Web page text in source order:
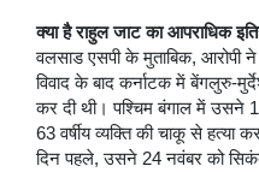
क्या है राहुल जाट का आपराधिक
वलसाड एसपी के मुताबिक, आरोपी
विवाद के बाद कर्नाटक में बेंगलुरु-
कर दी थी। पश्चिम बंगाल में उसने
63 वर्षीय व्यक्ति की चाकू से हत्या
दिन पहले, उसने 24 नवंबर को